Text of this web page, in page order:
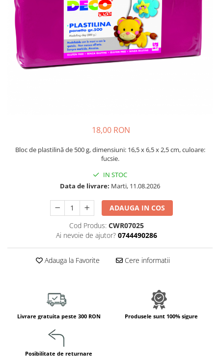
Vopsele
Biciclete si Triciclete
Biciclete
Accesorii
Biciclete VIKING
Amenajări camere senzoriale
Echipamente camere senzoriale
Oferte pentru Camere Senzoriale
Creativitate si indemanare
Cuburi și cărămizi
Instrumente muzicale
Jucarii de constructii
Dezvoltare cognitiva
Jocuri matematice
Dezvoltare psihomotrica
Dezvoltare proprioceptiva
Dezvoltare vestibulara
Jucarii de echilibru
Mingi terapeutice
18,00 RON
Bloc de plastilină de 500 g, dimensiuni: 16,5 x 6,5 x 2,5 cm, culoare:
fucsie.
IN STOC
Data de livrare: Marti, 11.08.2026
ADAUGA IN COS
Cod Produs: CWR07025
Ai nevoie de ajutor? 0744490286
Adauga la Favorite Cere informatii
Livrare gratuita peste 300 RON Produsele sunt 100% sigure
Posibilitate de returnare